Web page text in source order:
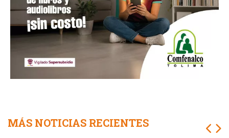
MÁS NOTICIAS RECIENTES